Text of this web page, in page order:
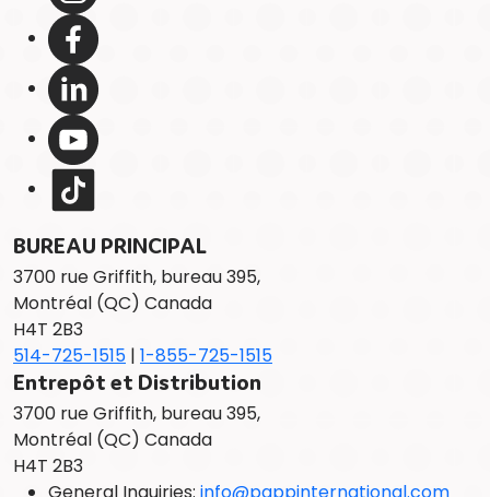
BUREAU PRINCIPAL
3700 rue Griffith, bureau 395,
Montréal (QC) Canada
H4T 2B3
514-725-1515 | 1-855-725-1515
Entrepôt et Distribution
3700 rue Griffith, bureau 395,
Montréal (QC) Canada
H4T 2B3